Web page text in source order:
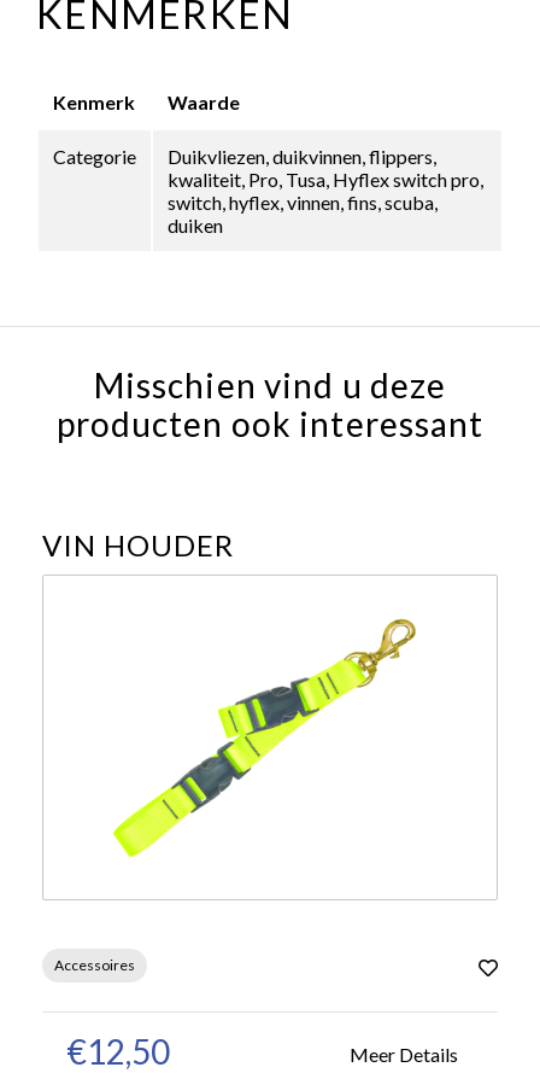
KENMERKEN
Kenmerk Waarde
Categorie
Duikvliezen, duikvinnen, flippers,
kwaliteit, Pro, Tusa, Hyflex switch pro,
switch, hyflex, vinnen, fins, scuba,
duiken
Misschien vind u deze
producten ook interessant
VIN HOUDER
Accessoires
€12,50 Meer Details